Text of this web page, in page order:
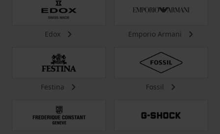
Edox Emporio Armani
Festina Fossil